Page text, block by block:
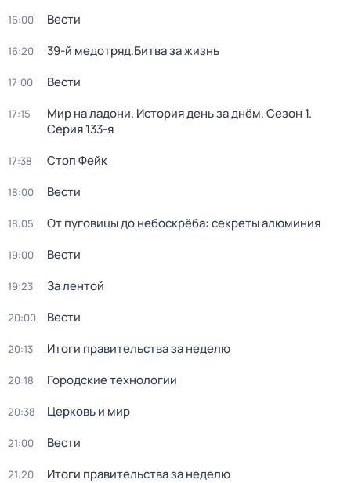
16:00 Вести
16:20 39-й медотряд.Битва за жизнь
17:00 Вести
17:15 Мир на ладони. История день за днём. Сезон 1.
Серия 133-я
17:38 Стоп Фейк
18:00 Вести
18:05 От пуговицы до небоскрёба: секреты алюминия
19:00 Вести
19:23 За лентой
20:00 Вести
20:13 Итоги правительства за неделю
20:18 Городские технологии
20:38 Церковь и мир
21:00 Вести
21:20 Итоги правительства за неделю